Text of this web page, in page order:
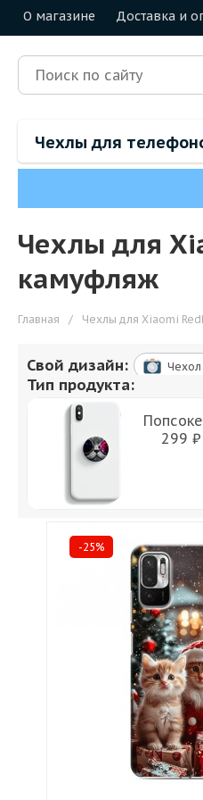
О магазине Доставка и
Чехлы для
Чехлы для
камуфляж
Главная / Чехлы для Xiaomi
Свой дизайн:
Тип продукта:
299 ₽
-25%